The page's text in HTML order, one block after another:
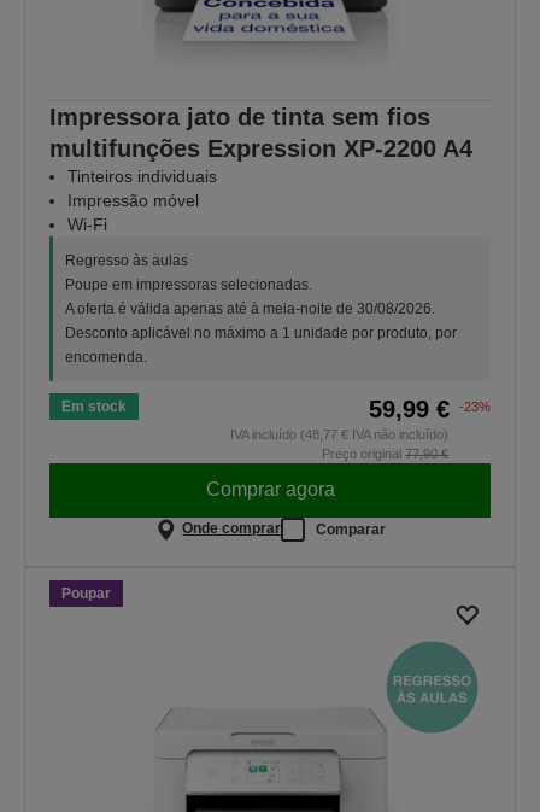
Impressora jato de tinta sem fios
multifunções Expression XP-2200 A4
Tinteiros individuais
Impressão móvel
Wi-Fi
Regresso às aulas
Poupe em impressoras selecionadas.
A oferta é válida apenas até à meia-noite de 30/08/2026.
Desconto aplicável no máximo a 1 unidade por produto, por
encomenda.
Em stock 59,99 €
-23%
IVA incluído (48,77 € IVA não incluído)
Preço original 77,90 €
Comprar agora
Onde comprar Comparar
Poupar